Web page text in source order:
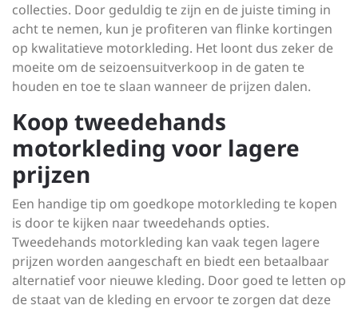
collecties. Door geduldig te zijn en de juiste timing in
acht te nemen, kun je profiteren van flinke kortingen
op kwalitatieve motorkleding. Het loont dus zeker de
moeite om de seizoensuitverkoop in de gaten te
houden en toe te slaan wanneer de prijzen dalen.
Koop tweedehands
motorkleding voor lagere
prijzen
Een handige tip om goedkope motorkleding te kopen
is door te kijken naar tweedehands opties.
Tweedehands motorkleding kan vaak tegen lagere
prijzen worden aangeschaft en biedt een betaalbaar
alternatief voor nieuwe kleding. Door goed te letten op
de staat van de kleding en ervoor te zorgen dat deze